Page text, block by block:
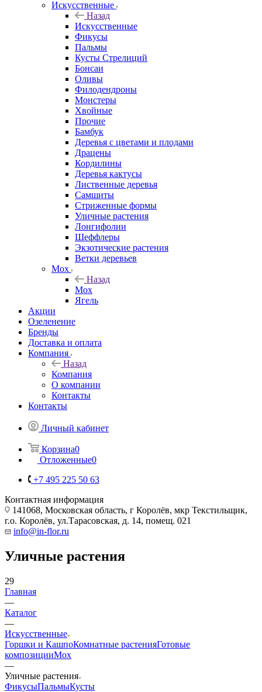
Искусственные
Назад
Искусственные
Фикусы
Пальмы
Кусты Стрелиций
Бонсаи
Оливы
Филодендроны
Монстеры
Хвойные
Прочие
Бамбук
Деревья с цветами и плодами
Драцены
Кордилины
Деревья кактусы
Лиственные деревья
Самшиты
Стриженные формы
Уличные растения
Лонгифолии
Шеффлеры
Экзотические растения
Ветки деревьев
Мох
Назад
Мох
Ягель
Акции
Озеленение
Бренды
Доставка и оплата
Компания
Назад
Компания
О компании
Контакты
Контакты
Личный кабинет
Корзина0
Отложенные0
+7 495 225 50 63
Контактная информация
141068, Московская область, г Королёв, мкр Текстильщик,
г.о. Королёв, ул.Тарасовская, д. 14, помещ. 021
info@in-flor.ru
Уличные растения
29
Главная
—
Каталог
—
Искусственные
Горшки и КашпоКомнатные растенияГотовые
композицииМох
—
Уличные растения
ФикусыПальмыКусты